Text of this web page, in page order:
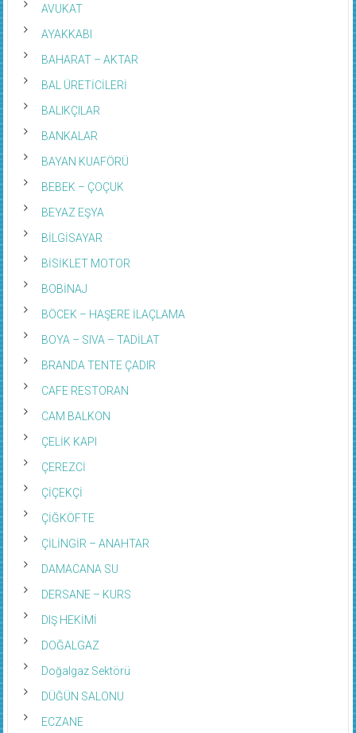
AVUKAT
AYAKKABI
BAHARAT – AKTAR
BAL ÜRETİCİLERİ
BALIKÇILAR
BANKALAR
BAYAN KUAFÖRÜ
BEBEK – ÇOÇUK
BEYAZ EŞYA
BİLGİSAYAR
BİSİKLET MOTOR
BOBİNAJ
BÖCEK – HAŞERE İLAÇLAMA
BOYA – SIVA – TADİLAT
BRANDA TENTE ÇADIR
CAFE RESTORAN
CAM BALKON
ÇELİK KAPI
ÇEREZCİ
ÇİÇEKÇİ
ÇİĞKÖFTE
ÇİLİNGİR – ANAHTAR
DAMACANA SU
DERSANE – KURS
DIŞ HEKİMİ
DOĞALGAZ
Doğalgaz Sektörü
DÜĞÜN SALONU
ECZANE